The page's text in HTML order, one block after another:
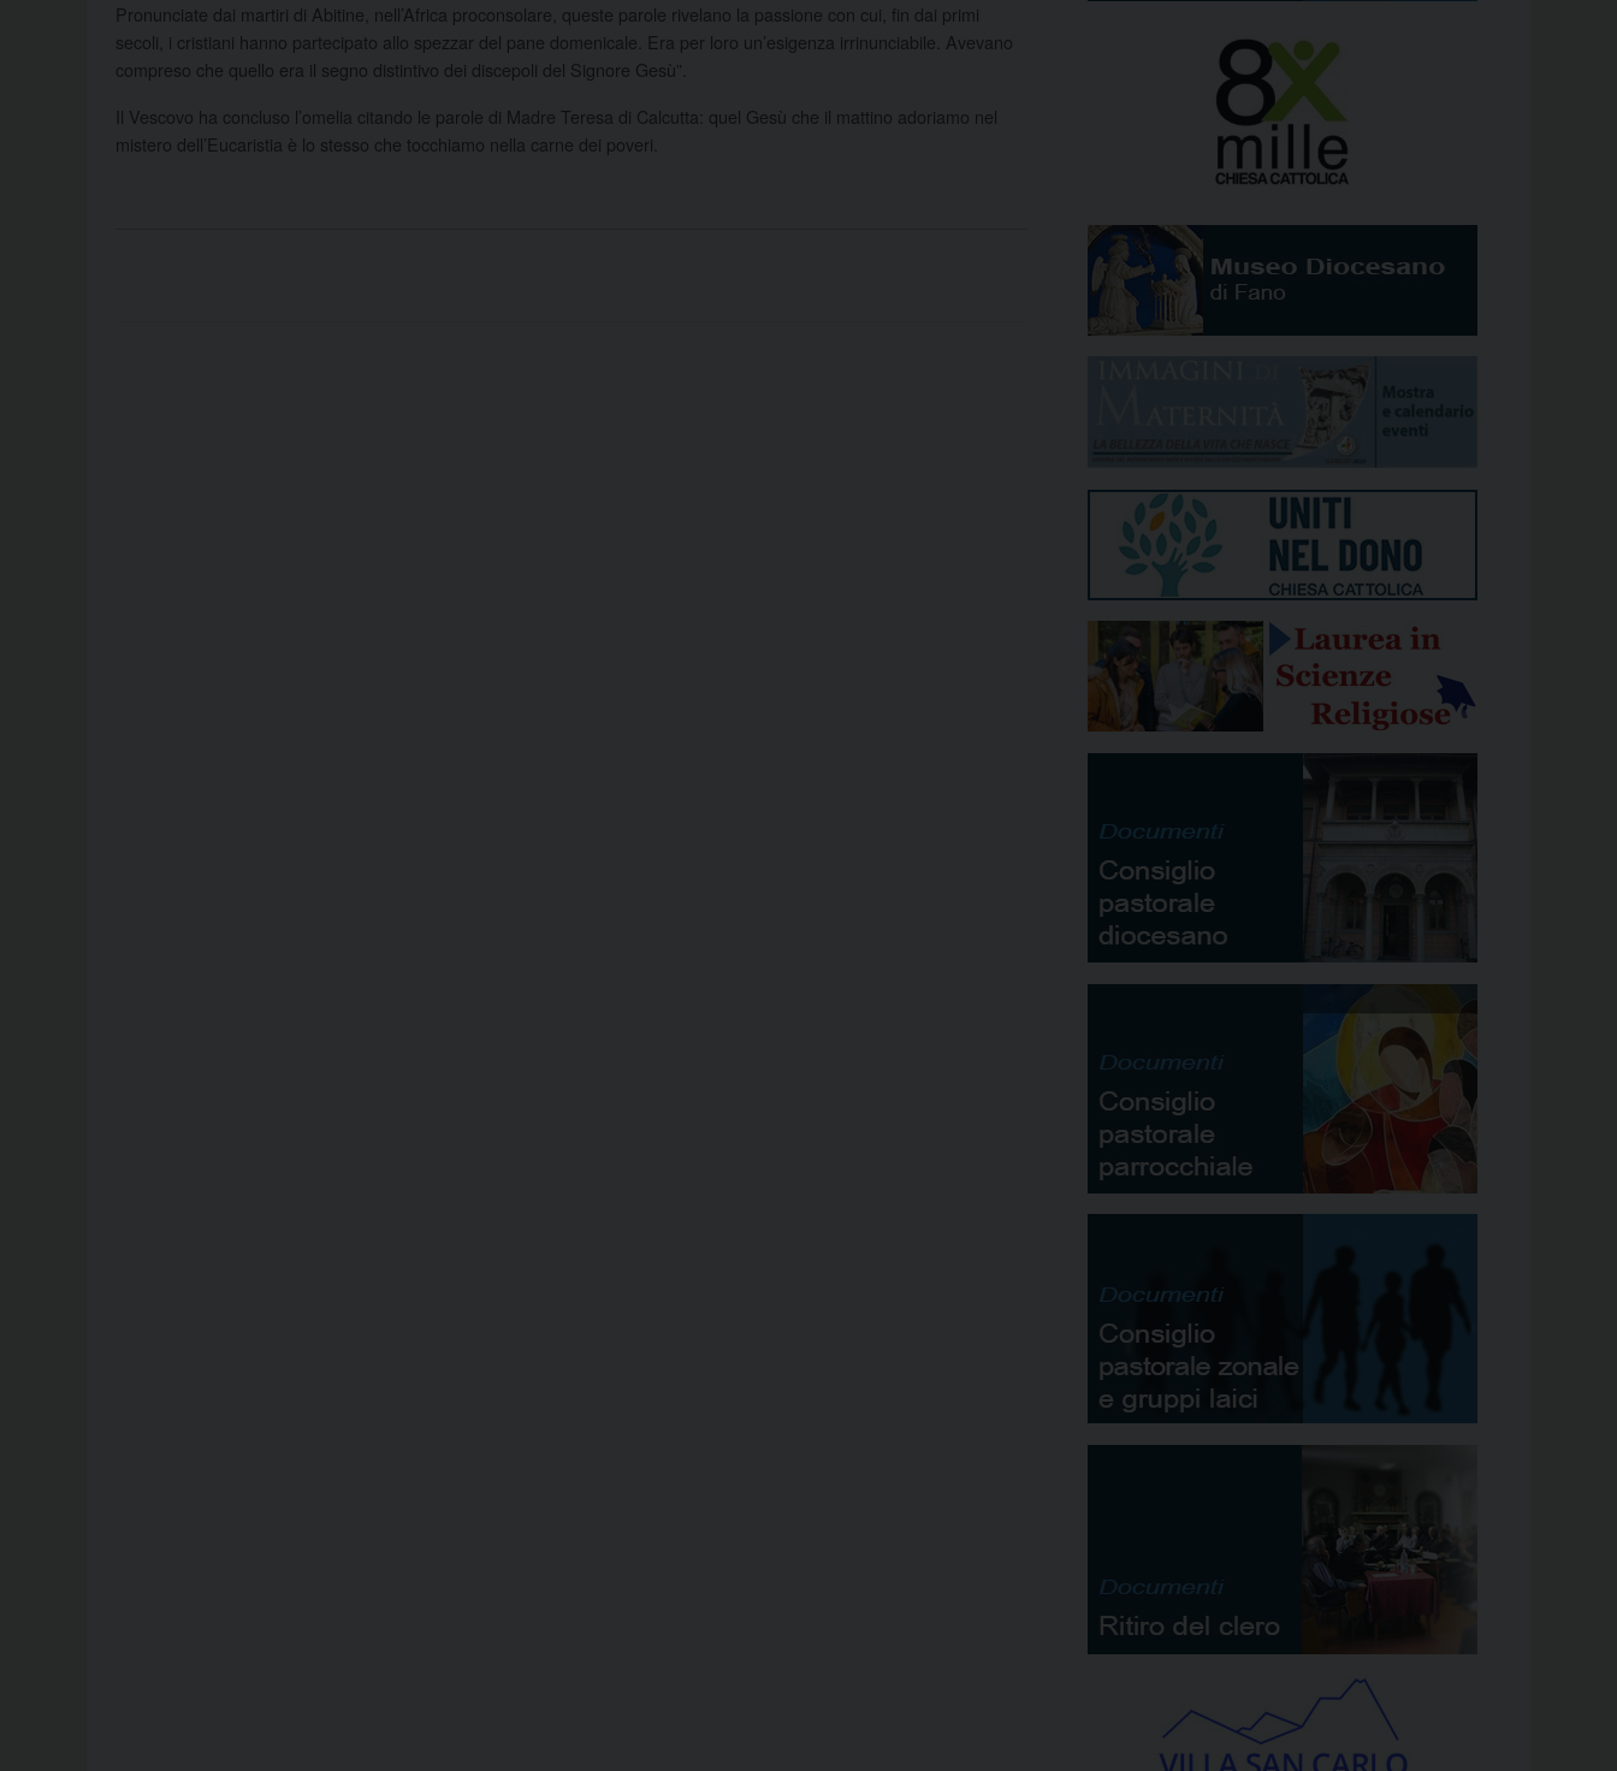
Pronunciate dai martiri di Abitine, nell’Africa proconsolare, queste parole rivelano la passione con cui, fin dai primi
secoli, i cristiani hanno partecipato allo spezzar del pane domenicale. Era per loro un’esigenza irrinunciabile. Avevano
compreso che quello era il segno distintivo dei discepoli del Signore Gesù”.
Il Vescovo ha concluso l’omelia citando le parole di Madre Teresa di Calcutta: quel Gesù che il mattino adoriamo nel
mistero dell’Eucaristia è lo stesso che tocchiamo nella carne dei poveri.